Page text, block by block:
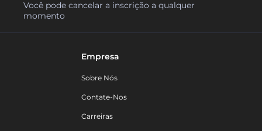
Você pode cancelar a inscrição a qualquer
momento
Empresa
Sobre Nós
Contate-Nos
Carreiras